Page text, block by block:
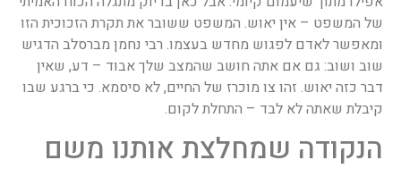
של המשפט – אין יאוש. המשפט ששובר את תקרת הזכוכית הזו
ומאפשר לאדם לפגוש מחדש בעצמו. רבי נחמן מברסלב הדגיש
שוב ושוב: גם אם אתה חושב שהמצב שלך אבוד – דע, שאין
דבר כזה יאוש. זהו צו מוכרז של החיים, לא סיסמא. כי ברגע שבו
קיבלת שאתה לא לבד – התחלת לקום.
הנקודה שמחלצת אותנו משם